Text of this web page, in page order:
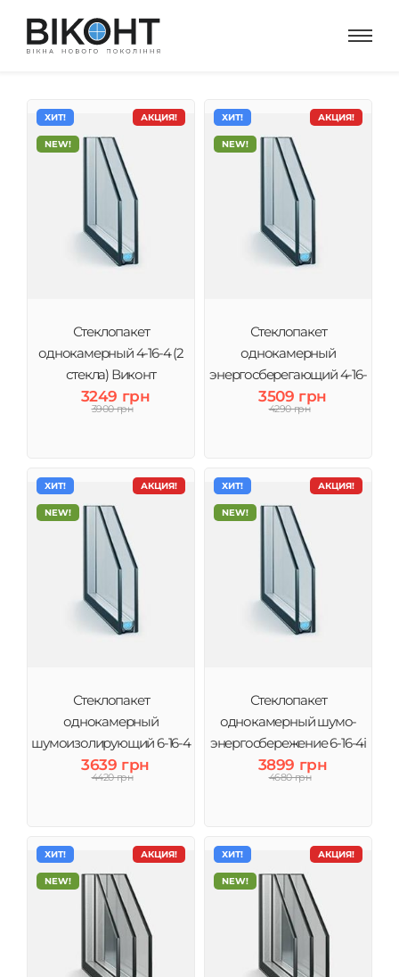
АКЦИЯ!
ХИТ!
NEW!
Стеклопакет
однокамерный 4-16-4 (2
стекла) Виконт
3249 грн
3900 грн
АКЦИЯ!
ХИТ!
NEW!
Стеклопакет
однокамерный
энергосберегающий 4-16-
4і (2 стекла) Виконт
3509 грн
4290 грн
АКЦИЯ!
ХИТ!
NEW!
Стеклопакет
однокамерный
шумоизолирующий 6-16-4
(2 стекла) Виконт
3639 грн
4420 грн
АКЦИЯ!
ХИТ!
NEW!
Стеклопакет
однокамерный шумо-
энергосбережение 6-16-4і
(2 стекла) Виконт
3899 грн
4680 грн
АКЦИЯ!
ХИТ!
NEW!
АКЦИЯ!
ХИТ!
NEW!